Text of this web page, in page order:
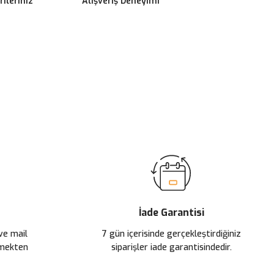
mail
İade Garantisi
7 gün içerisinde gerçekleştirdiğiniz
siparişler iade garantisindedir.